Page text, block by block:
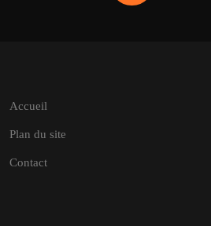
Accueil
Plan du site
Contact